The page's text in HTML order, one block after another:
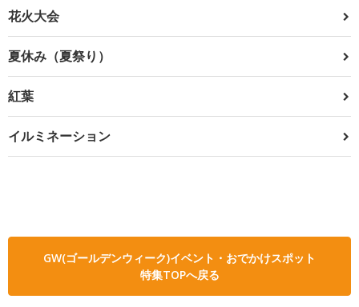
花火大会
夏休み（夏祭り）
紅葉
イルミネーション
GW(ゴールデンウィーク)イベント・おでかけスポット
特集TOPへ戻る